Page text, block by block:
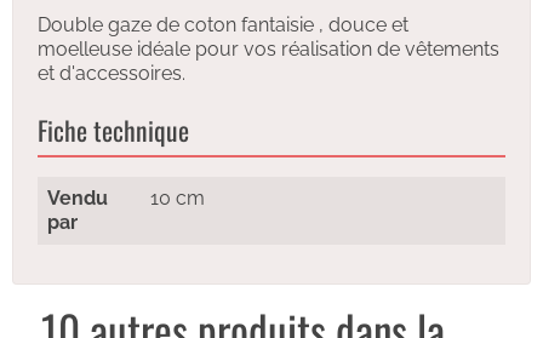
Double gaze de coton fantaisie , douce et
moelleuse idéale pour vos réalisation de vêtements
et d'accessoires.
Fiche technique
Vendu
par
10 cm